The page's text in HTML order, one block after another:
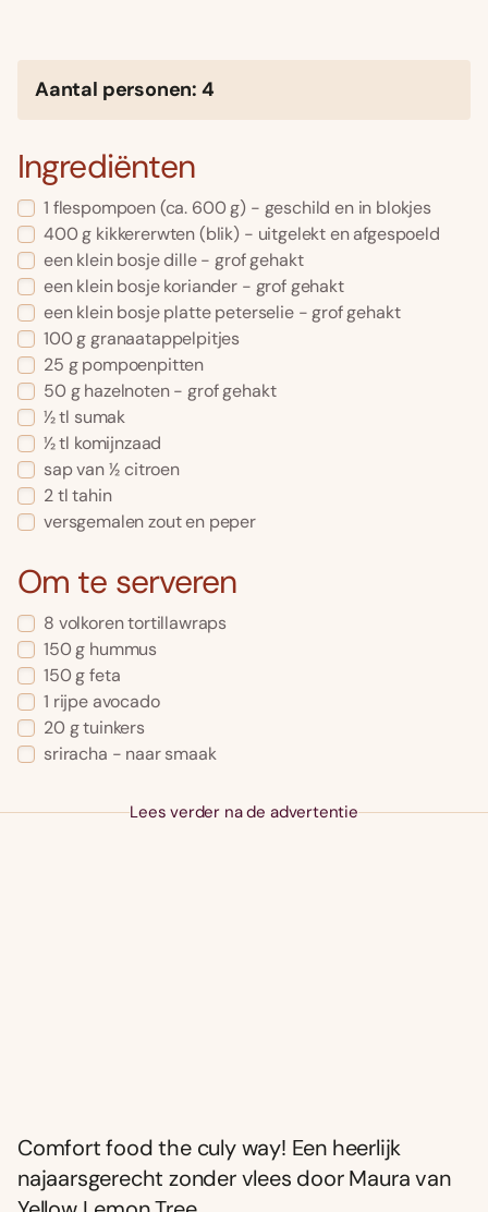
Aantal personen: 4
Ingrediënten
1 flespompoen (ca. 600 g) - geschild en in blokjes
400 g kikkererwten (blik) - uitgelekt en afgespoeld
een klein bosje dille - grof gehakt
een klein bosje koriander - grof gehakt
een klein bosje platte peterselie - grof gehakt
100 g granaatappelpitjes
25 g pompoenpitten
50 g hazelnoten - grof gehakt
1⁄2 tl sumak
1⁄2 tl komijnzaad
sap van 1⁄2 citroen
2 tl tahin
versgemalen zout en peper
Om te serveren
8 volkoren tortillawraps
150 g hummus
150 g feta
1 rijpe avocado
20 g tuinkers
sriracha - naar smaak
Lees verder na de advertentie
Comfort food the culy way! Een heerlijk
najaarsgerecht zonder vlees door Maura van